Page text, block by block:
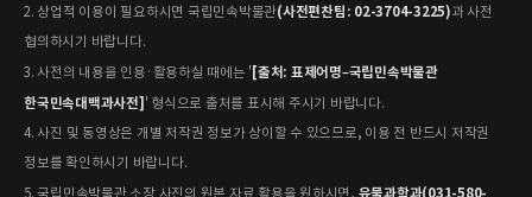
2. 상업적 이용이 필요하시면 국립민속박물관(사전편찬팀: 02-3704-3225)과 사전
협의하시기 바랍니다.
3. 사전의 내용을 인용·활용하실 때에는 '[출처: 표제어명–국립민속박물관
한국민속대백과사전]' 형식으로 출처를 표시해 주시기 바랍니다.
4. 사진 및 동영상은 개별 저작권 정보가 상이할 수 있으므로, 이용 전 반드시 저작권
정보를 확인하시기 바랍니다.
5. 국립민속박물관 소장 사진의 원본 자료 활용을 원하시면, 유물과학과(031-580-